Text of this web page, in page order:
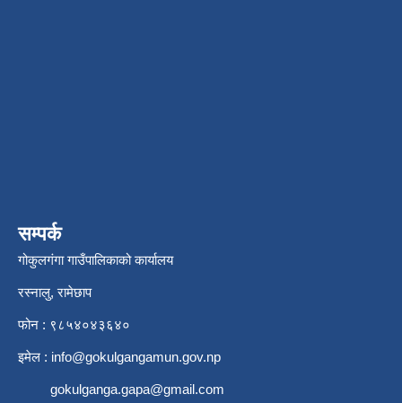
सम्पर्क
गोकुलगंगा गाउँपालिकाको कार्यालय
रस्नालु, रामेछाप
फोन : ९८५४०४३६४०
इमेल : info@gokulgangamun.gov.np
gokulganga.gapa@gmail.com